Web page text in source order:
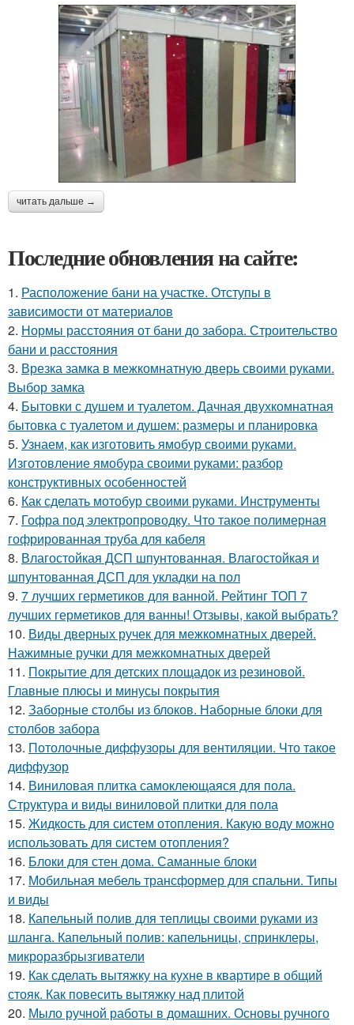
читать дальше →
Последние обновления на сайте:
1. Расположение бани на участке. Отступы в
зависимости от материалов
2. Нормы расстояния от бани до забора. Строительство
бани и расстояния
3. Врезка замка в межкомнатную дверь своими руками.
Выбор замка
4. Бытовки с душем и туалетом. Дачная двухкомнатная
бытовка с туалетом и душем: размеры и планировка
5. Узнаем, как изготовить ямобур своими руками.
Изготовление ямобура своими руками: разбор
конструктивных особенностей
6. Как сделать мотобур своими руками. Инструменты
7. Гофра под электропроводку. Что такое полимерная
гофрированная труба для кабеля
8. Влагостойкая ДСП шпунтованная. Влагостойкая и
шпунтованная ДСП для укладки на пол
9. 7 лучших герметиков для ванной. Рейтинг ТОП 7
лучших герметиков для ванны! Отзывы, какой выбрать?
10. Виды дверных ручек для межкомнатных дверей.
Нажимные ручки для межкомнатных дверей
11. Покрытие для детских площадок из резиновой.
Главные плюсы и минусы покрытия
12. Заборные столбы из блоков. Наборные блоки для
столбов забора
13. Потолочные диффузоры для вентиляции. Что такое
диффузор
14. Виниловая плитка самоклеющаяся для пола.
Структура и виды виниловой плитки для пола
15. Жидкость для систем отопления. Какую воду можно
использовать для систем отопления?
16. Блоки для стен дома. Саманные блоки
17. Мобильная мебель трансформер для спальни. Типы
и виды
18. Капельный полив для теплицы своими руками из
шланга. Капельный полив: капельницы, спринклеры,
микроразбрызгиватели
19. Как сделать вытяжку на кухне в квартире в общий
стояк. Как повесить вытяжку над плитой
20. Мыло ручной работы в домашних. Основы ручного